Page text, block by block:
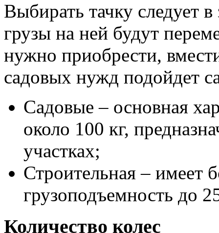
Выбирать тачку следует
грузы на ней будут
нужно приобрести,
садовых нужд подойдет
Садовые – основная
около 100 кг,
участках;
Строительная – имеет
грузоподъемность до
Количество колес